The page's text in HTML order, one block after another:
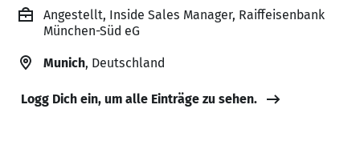
Angestellt, Inside Sales Manager, Raiffeisenbank
München-Süd eG
Munich, Deutschland
Logg Dich ein, um alle Einträge zu sehen.